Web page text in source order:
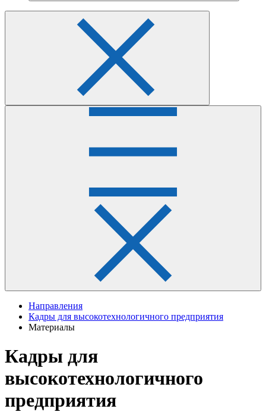
Направления
Кадры для высокотехнологичного предприятия
Материалы
Кадры для
высокотехнологичного
предприятия